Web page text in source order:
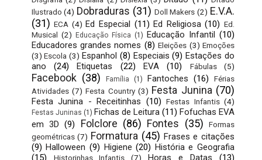
Ilustrado (4) Dobraduras (31) Doll Makers (2) E.V.A.
(31) ECA (4) Ed Especial (11) Ed Religiosa (10) Ed.
Musical (2) Educação Física (1) Educação Infantil (10)
Educadores grandes nomes (8) Eleições (3) Emoções
(3) Escola (3) Espanhol (8) Especiais (9) Estações do
ano
(24) Etiquetas (22) EVA (10) Fábulas (5)
Facebook (38) Família (1) Fantoches (16)
Férias
Atividades (7) Festa Country (3) Festa Junina (70)
Festa Junina - Receitinhas (10) Festas Infantis (4)
Festas Juninas (1) Fichas de Leitura (11) Fofuchas EVA
em 3D (9) Folclore (86) Fontes (35)
Formas
geométricas (7) Formatura (45) Frases e citações
(9) Halloween (9) Higiene (20) História e Geografia
(15)
Historinhas Infantis (7) Horas e Datas
(13)